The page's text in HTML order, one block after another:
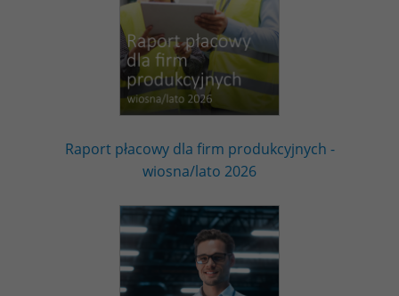
Raport płacowy dla firm produkcyjnych -
wiosna/lato 2026